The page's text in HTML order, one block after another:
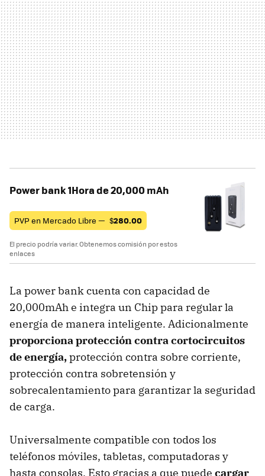
Power bank 1Hora de 20,000 mAh
PVP en Mercado Libre — $280.00
El precio podría variar. Obtenemos comisión por estos
enlaces
La power bank cuenta con capacidad de
20,000mAh e integra un Chip para regular la
energía de manera inteligente. Adicionalmente
proporciona protección contra cortocircuitos
de energía,protección contra sobre corriente,
protección contra sobretensión y
sobrecalentamiento para garantizar la seguridad
de carga.
Universalmente compatible con todos los
teléfonos móviles, tabletas, computadoras y
hasta consolas. Esto gracias a que puede cargar